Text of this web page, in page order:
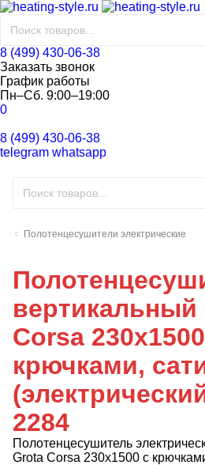
8 (499) 430-06-38
Заказать звонок
График работы
Пн–Сб. 9:00–19:00
0
8 (499) 430-06-38
telegram whatsapp
Полотенцесушители электрические
вертикальный
Corsa
крючками,
2284
Полотенцесушитель
Grota Corsa 230х1500 с